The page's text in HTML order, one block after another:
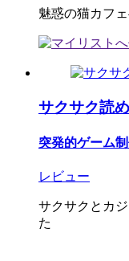
魅惑の猫カフ
サクサク読
突発的ゲーム
レビュー
サクサクとカ
た